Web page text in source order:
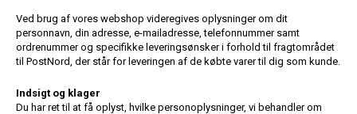
Ved brug af vores webshop videregives oplysninger om dit
personnavn, din adresse, e-mailadresse, telefonnummer samt
ordrenummer og specifikke leveringsønsker i forhold til fragtområdet
til PostNord, der står for leveringen af de købte varer til dig som kunde.
Indsigt og klager
Du har ret til at få oplyst, hvilke personoplysninger, vi behandler om